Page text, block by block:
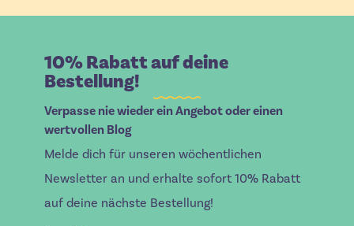
10% Rabatt auf deine
Bestellung!
Verpasse nie wieder ein Angebot oder einen
wertvollen Blog
Melde dich für unseren wöchentlichen
Newsletter an und erhalte sofort 10% Rabatt
auf deine nächste Bestellung!